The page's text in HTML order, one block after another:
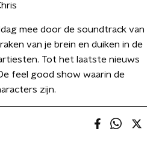
mee door de soundtrack van
van je brein en duiken in de
Tot het laatste nieuws
feel good show waarin de
zijn.